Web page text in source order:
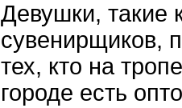
Девушки, такие
сувенирщиков,
тех, кто на
городе есть